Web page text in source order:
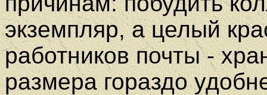
экземпляр, а целый
работников почты -
размера гораздо